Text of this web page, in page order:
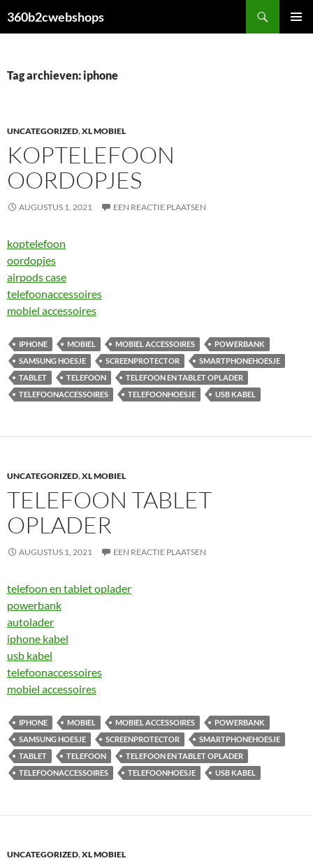
naar
360b2cwebshops
Tag archieven: iphone
UNCATEGORIZED,XL MOBIEL
KOPTELEFOON
OORDOPJES
AUGUSTUS 1, 2021 EEN REACTIE PLAATSEN
koptelefoon
oordopjes
airpods case
telefoonaccessoires
mobiel accessoires
IPHONE MOBIEL MOBIEL ACCESSOIRES
POWERBANK
SAMSUNG HOESJE
SCREENPROTECTOR
SMARTPHONEHOESJE
TABLET
TELEFOON
TELEFOON EN TABLET OPLADER
TELEFOONACCESSOIRES
TELEFOONHOESJE USB KABEL
UNCATEGORIZED,XL MOBIEL
TELEFOON TABLET
OPLADER
AUGUSTUS 1, 2021 EEN REACTIE PLAATSEN
telefoon en tablet oplader
powerbank
autolader
iphone kabel
usb kabel
telefoonaccessoires
mobiel accessoires
IPHONE MOBIEL MOBIEL ACCESSOIRES
POWERBANK
SAMSUNG HOESJE
SCREENPROTECTOR
SMARTPHONEHOESJE
TABLET
TELEFOON
TELEFOON EN TABLET OPLADER
TELEFOONACCESSOIRES
TELEFOONHOESJE USB KABEL
UNCATEGORIZED,XL MOBIEL